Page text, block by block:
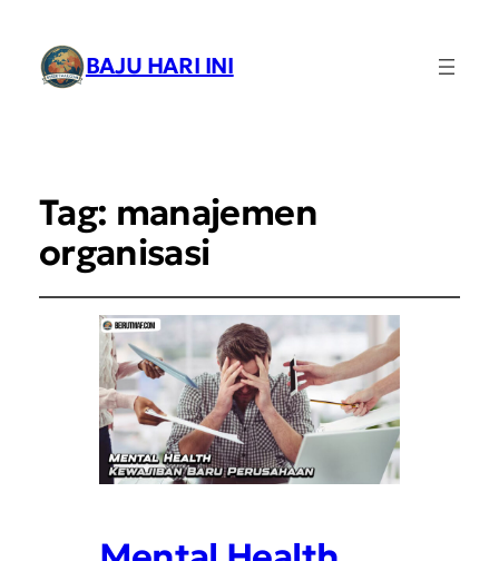
BAJU HARI INI
Tag: manajemen
organisasi